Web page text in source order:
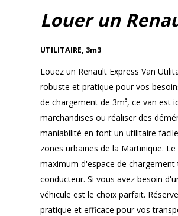
Louer un
UTILITAIRE, 3m3
Louez un Renault Express Van
robuste et pratique pour vos
de chargement de 3m³, ce van est
marchandises ou réaliser des
maniabilité en font un utilitaire
zones urbaines de la Martinique.
maximum d'espace de
conducteur. Si vous avez besoin
véhicule est le choix parfait.
pratique et efficace pour vos